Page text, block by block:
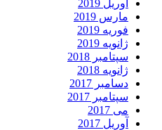
آوریل 2019
مارس 2019
فوریه 2019
ژانویه 2019
سپتامبر 2018
ژانویه 2018
دسامبر 2017
سپتامبر 2017
می 2017
آوریل 2017